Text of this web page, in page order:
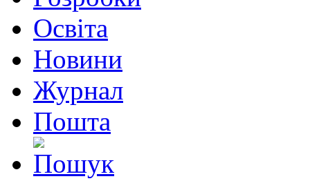
Освіта
Новини
Журнал
Пошта